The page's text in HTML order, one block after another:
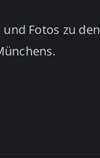
Fotos zu den